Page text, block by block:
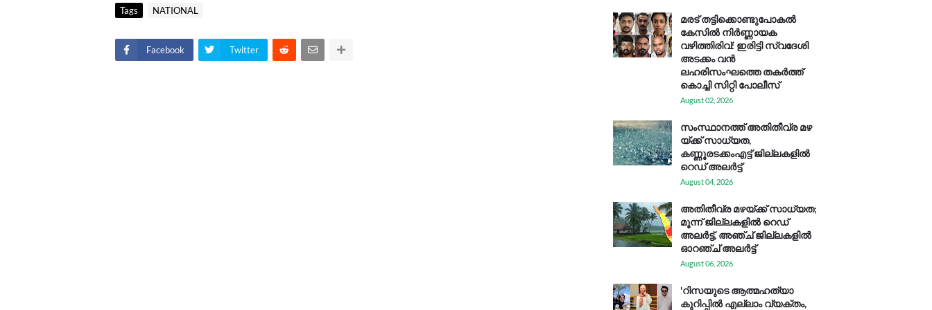
Tags NATIONAL
Facebook Twitter
മരട് തട്ടിക്കൊണ്ടുപോകൽ
കേസിൽ നിർണ്ണായക
വഴിത്തിരിവ്: ഇരിട്ടി സ്വദേശി
അടക്കം വൻ
ലഹരിസംഘത്തെ തകർത്ത്
കൊച്ചി സിറ്റി പോലീസ്
August 02, 2026
സം​സ്ഥാ​ന​ത്ത് അ​തി​തീ​വ്ര മ​ഴ​
യ്ക്ക് സാ​ധ്യ​ത,
കണ്ണൂരടക്കംഎ​ട്ട് ജി​ല്ല​ക​ളി​ൽ
റെ​ഡ് അ​ലർ​ട്ട്
August 04, 2026
അതിതീവ്ര മഴയ്ക്ക് സാധ്യത;
മൂന്ന് ജില്ലകളിൽ റെഡ്
അലർട്ട്, അഞ്ച് ജില്ലകളിൽ
ഓറഞ്ച് അലർട്ട്
August 06, 2026
'റിസയുടെ ആത്മഹത്യാ
കുറിപ്പിൽ എല്ലാം വ്യക്തം,